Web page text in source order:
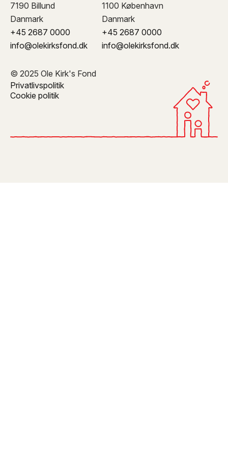
7190 Billund
Danmark
+45 2687 0000
info@olekirksfond.dk
1100 København
Danmark
+45 2687 0000
info@olekirksfond.dk
© 2025 Ole Kirk's Fond
Privatlivspolitik
Cookie politik